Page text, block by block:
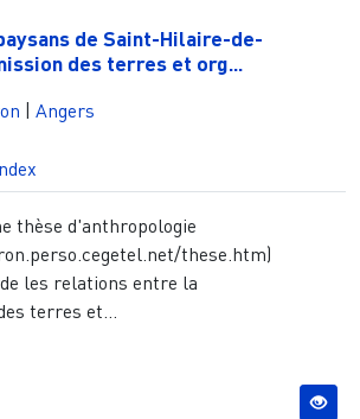
de Saint-Hilaire-de-
des terres et org...
| Angers
thèse d'anthropologie
these.htm)
les relations entre la
terres et...